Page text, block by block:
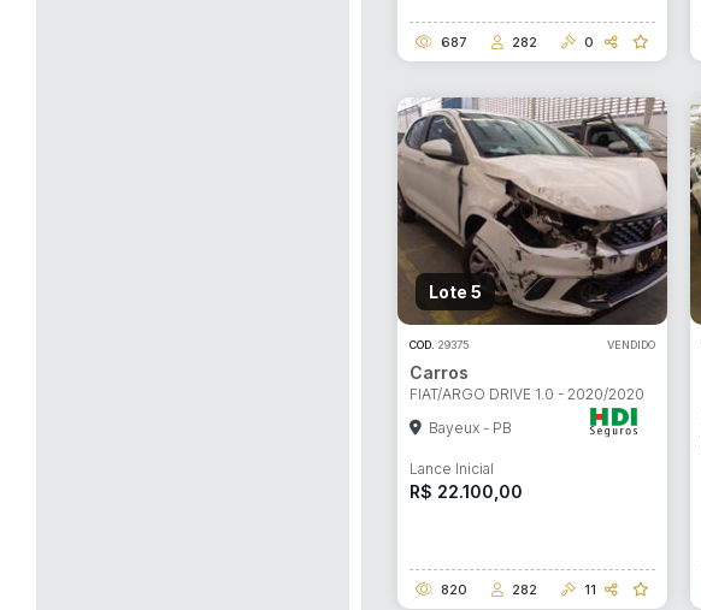
687 282 0
Lote 5
COD. 29375 VENDIDO
Carros
FIAT/ARGO DRIVE 1.0 - 2020/2020
Bayeux - PB
Lance Inicial
R$ 22.100,00
820 282 11